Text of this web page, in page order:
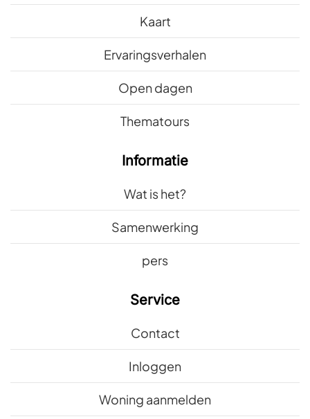
Kaart
Ervaringsverhalen
Open dagen
Thematours
Informatie
Wat is het?
Samenwerking
pers
Service
Contact
Inloggen
Woning aanmelden